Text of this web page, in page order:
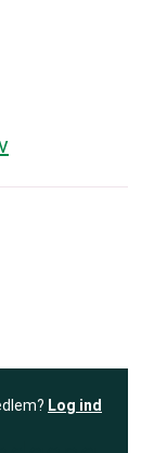
Log ind